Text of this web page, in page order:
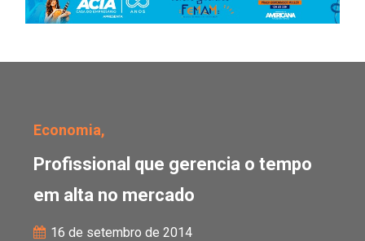
Economia,
Profissional que gerencia o tempo
em alta no mercado
16 de setembro de 2014